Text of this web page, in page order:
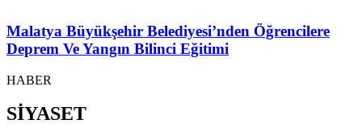
Malatya Büyükşehir Belediyesi’nden Öğrencilere
Deprem Ve Yangın Bilinci Eğitimi
HABER
SİYASET